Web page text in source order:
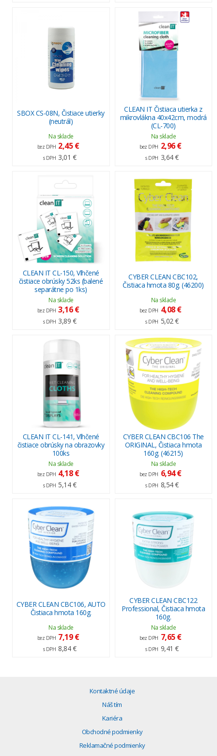
SBOX CS-08N, Čistiace utierky
(neutrál)
Na sklade
bez DPH 2,45 €
s DPH 3,01 €
CLEAN IT Čistiaca utierka z
mikrovlákna 40x42cm, modrá
(CL-700)
Na sklade
bez DPH 2,96 €
s DPH 3,64 €
CLEAN IT CL-150, Vlhčené
čistiace obrúsky 52ks (balené
separátne po 1ks)
Na sklade
bez DPH 3,16 €
s DPH 3,89 €
CYBER CLEAN CBC102,
Čistiaca hmota 80g. (46200)
Na sklade
bez DPH 4,08 €
s DPH 5,02 €
CLEAN IT CL-141, Vlhčené
čistiace obrúsky na obrazovky
100ks
Na sklade
bez DPH 4,18 €
s DPH 5,14 €
CYBER CLEAN CBC106 The
ORIGINAL, Čistiaca hmota
160g. (46215)
Na sklade
bez DPH 6,94 €
s DPH 8,54 €
CYBER CLEAN CBC106, AUTO
Čistiaca hmota 160g.
Na sklade
bez DPH 7,19 €
s DPH 8,84 €
CYBER CLEAN CBC122
Professional, Čistiaca hmota
160g.
Na sklade
bez DPH 7,65 €
s DPH 9,41 €
Kontaktné údaje
Náš tím
Kariéra
Obchodné podmienky
Reklamačné podmienky